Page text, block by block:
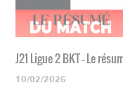
J21 Ligue 2 BKT - Le
10/02/2026